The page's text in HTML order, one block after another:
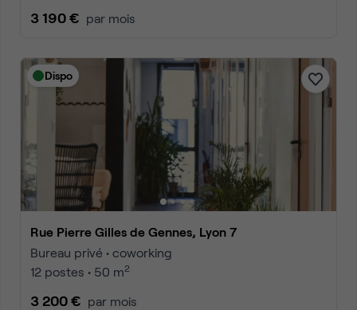
3 190 € par mois
Dispo
Rue Pierre Gilles de Gennes, Lyon 7
Bureau privé • coworking
12 postes • 50 m2
3 200 € par mois